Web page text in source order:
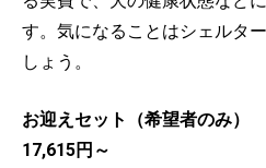
す。気になることはシェルタ
しょう。
お迎えセット（希望者のみ）
17,615円～